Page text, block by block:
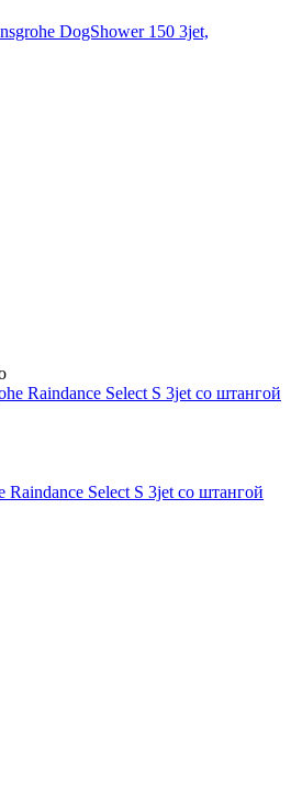
DogShower 150 3jet,
Select S 3jet со штангой